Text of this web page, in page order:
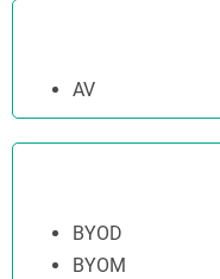
AV
BYOD
BYOM